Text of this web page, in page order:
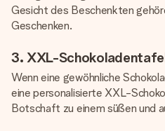
Gesicht des Beschenkten
Geschenken.
3. XXL-
Wenn eine gewöhnliche
eine personalisierte XXL-
Botschaft zu einem süßen und